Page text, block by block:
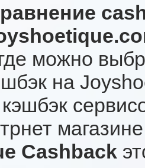
можно
на
Cashback